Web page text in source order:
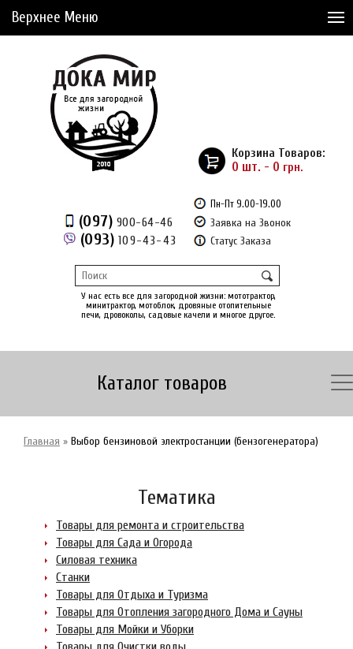
Верхнее Меню
Доставка и Оплата
Рассрочка
Доставка из Америки
Отложенные товары (0)
(097) 900-64-46
(093) 109-43-43
Пн-Пт 9.00-19.00
Заявка на Звонок
Статус Заказа
У нас есть все для загородной жизни: мототрактор,
минитрактор, мотоблок, дровяные отопительные
печи, дровоколы, садовые качели и многое другое.
Корзина Товаров:
0 шт. - 0 грн.
Каталог товаров
Главная » Выбор бензиновой электростанции (бензогенератора)
Тематика
Товары для ремонта и строительства
Товары для Сада и Огорода
Силовая техника
Станки
Товары для Отдыха и Туризма
Товары для Отопления загородного Дома и Сауны
Товары для Мойки и Уборки